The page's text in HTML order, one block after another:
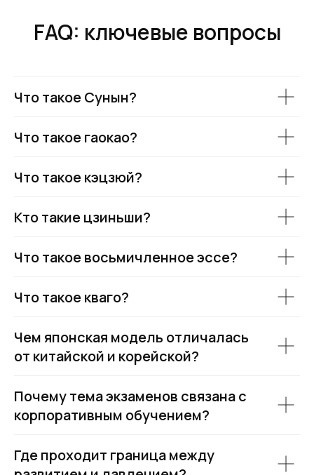
FAQ: ключевые вопросы
Что такое Сунын?
Что такое гаокао?
Что такое кэцзюй?
Кто такие цзиньши?
Что такое восьмичленное эссе?
Что такое кваго?
Чем японская модель отличалась
от китайской и корейской?
Почему тема экзаменов связана с
корпоративным обучением?
Где проходит граница между